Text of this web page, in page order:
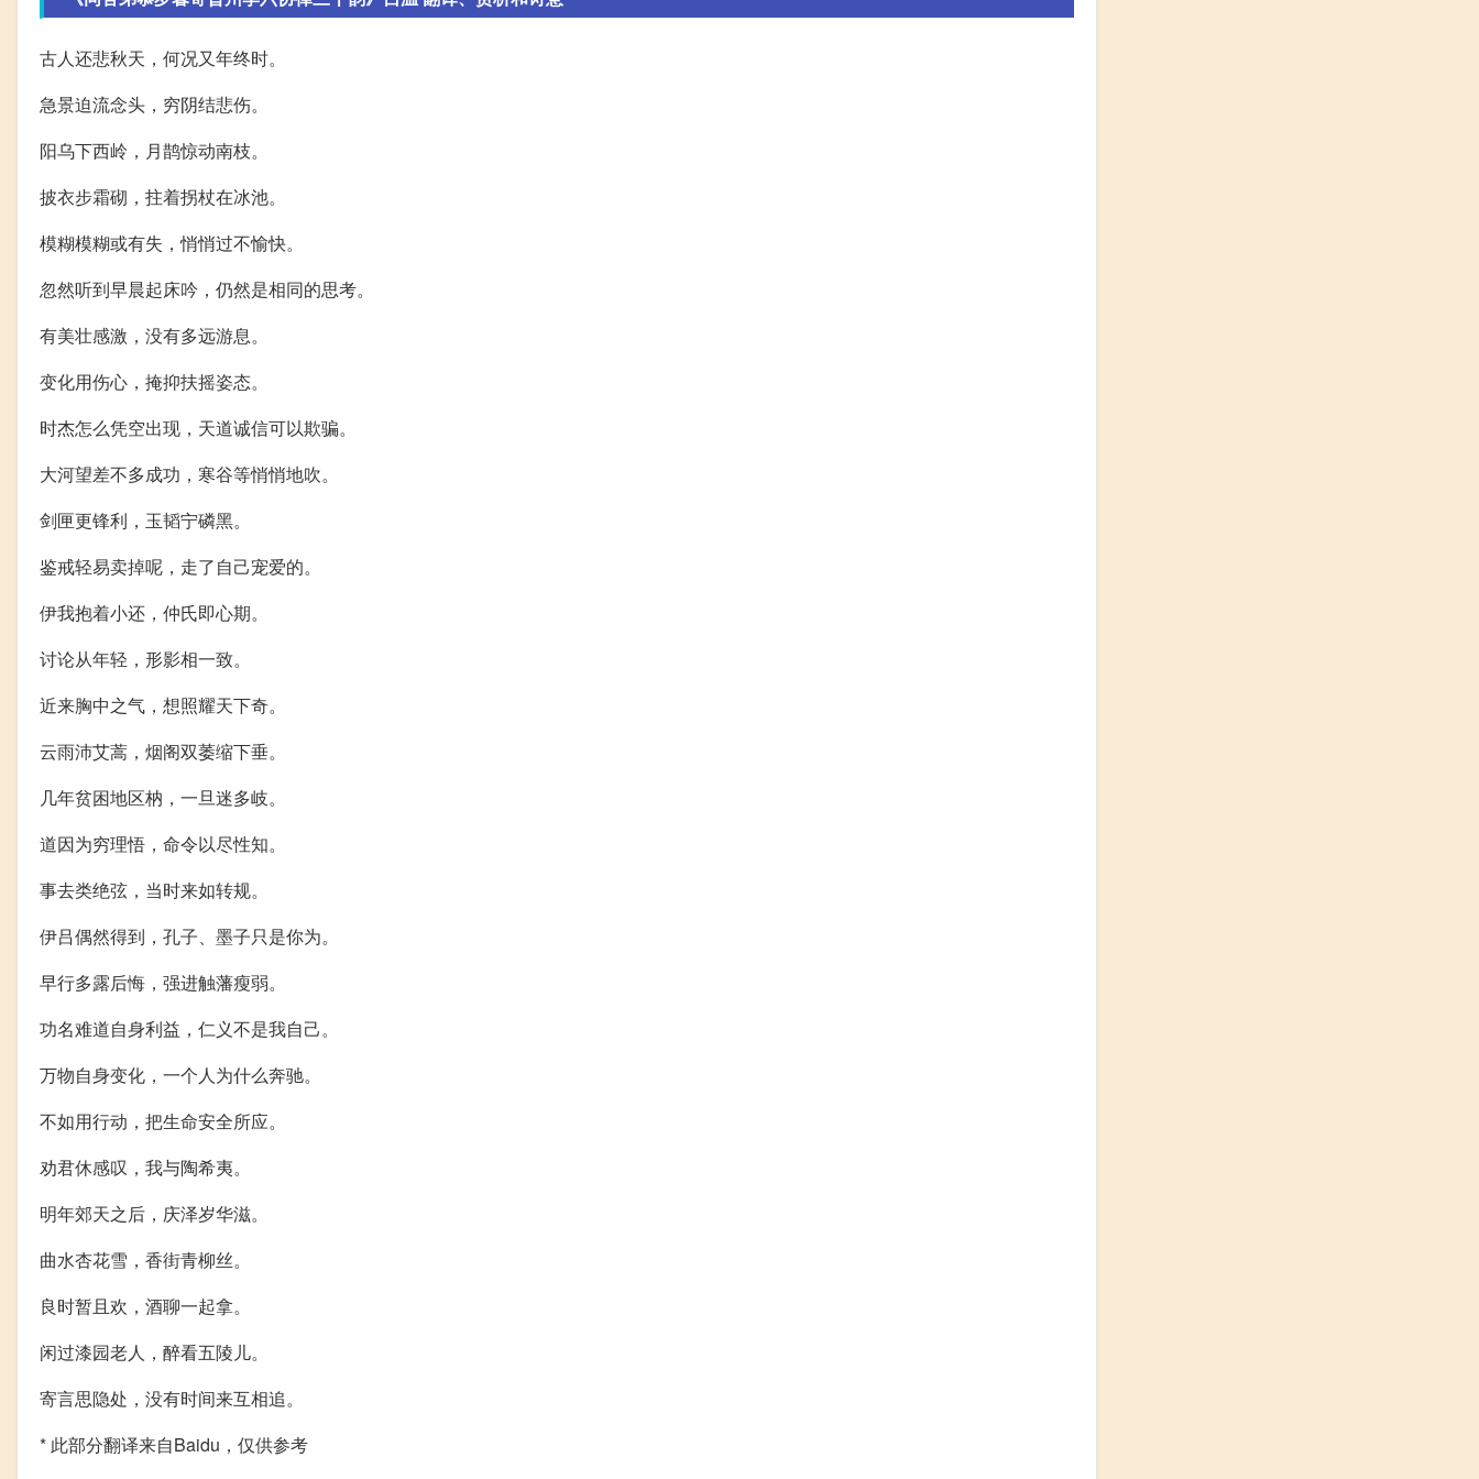
古人还悲秋天，何况又年终时。
急景迫流念头，穷阴结悲伤。
阳乌下西岭，月鹊惊动南枝。
披衣步霜砌，拄着拐杖在冰池。
模糊模糊或有失，悄悄过不愉快。
忽然听到早晨起床吟，仍然是相同的思考。
有美壮感激，没有多远游息。
变化用伤心，掩抑扶摇姿态。
时杰怎么凭空出现，天道诚信可以欺骗。
大河望差不多成功，寒谷等悄悄地吹。
剑匣更锋利，玉韬宁磷黑。
鉴戒轻易卖掉呢，走了自己宠爱的。
伊我抱着小还，仲氏即心期。
讨论从年轻，形影相一致。
近来胸中之气，想照耀天下奇。
云雨沛艾蒿，烟阁双萎缩下垂。
几年贫困地区枘，一旦迷多岐。
道因为穷理悟，命令以尽性知。
事去类绝弦，当时来如转规。
伊吕偶然得到，孔子、墨子只是你为。
早行多露后悔，强进触藩瘦弱。
功名难道自身利益，仁义不是我自己。
万物自身变化，一个人为什么奔驰。
不如用行动，把生命安全所应。
劝君休感叹，我与陶希夷。
明年郊天之后，庆泽岁华滋。
曲水杏花雪，香街青柳丝。
良时暂且欢，酒聊一起拿。
闲过漆园老人，醉看五陵儿。
寄言思隐处，没有时间来互相追。
* 此部分翻译来自Baidu，仅供参考